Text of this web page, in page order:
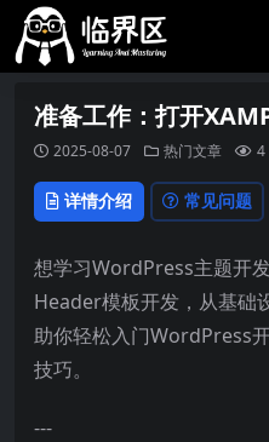
准备工作：打开
2025-08-07 热门文章 4
详情介绍 常见问题
想学习WordPress主题开
Header模板开发，从基础
助你轻松入门WordPress
技巧。
---